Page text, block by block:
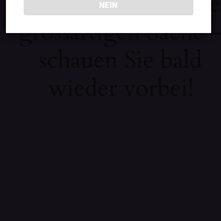
grossartigen Sache
NEIN